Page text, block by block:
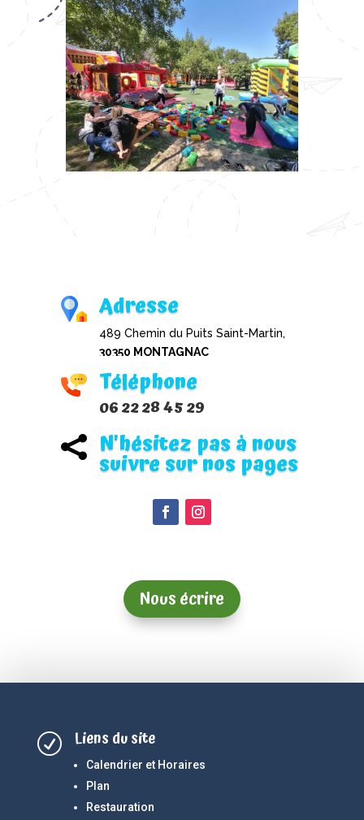
Adresse
489 Chemin du Puits Saint-Martin,
30350 MONTAGNAC
Téléphone
06 22 28 45 29
 N'hésitez pas à nous
suivre sur nos pages
Nous écrire
R Liens du site
Calendrier et Horaires
Plan
Restauration